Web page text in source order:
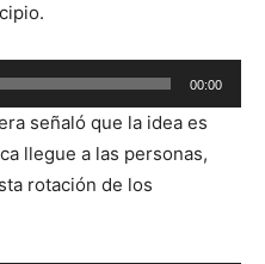
00:00
señaló que la idea es
llegue a las personas,
rotación de los